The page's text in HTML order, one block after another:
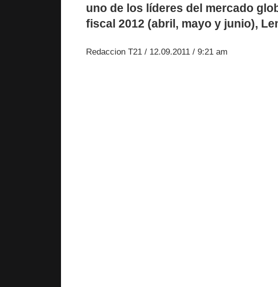
uno de los líderes del mercado
fiscal 2012 (abril, mayo y junio),
Redaccion T21 / 12.09.2011 / 9:21 am